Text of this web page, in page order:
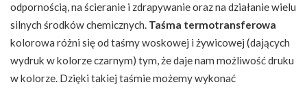
odpornością, na ścieranie i zdrapywanie oraz na działanie wielu
silnych środków chemicznych. Taśma termotransferowa
kolorowa różni się od taśmy woskowej i żywicowej (dających
wydruk w kolorze czarnym) tym, że daje nam możliwość druku
w kolorze. Dzięki takiej taśmie możemy wykonać